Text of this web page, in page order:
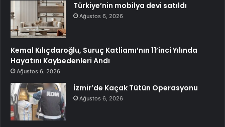
Türkiye’nin mobilya devi satıldı
Ağustos 6, 2026
Kemal Kılıçdaroğlu, Suruç Katliamı’nın 11’inci Yılında
Hayatını Kaybedenleri Andı
Ağustos 6, 2026
İzmir’de Kaçak Tütün Operasyonu
Ağustos 6, 2026